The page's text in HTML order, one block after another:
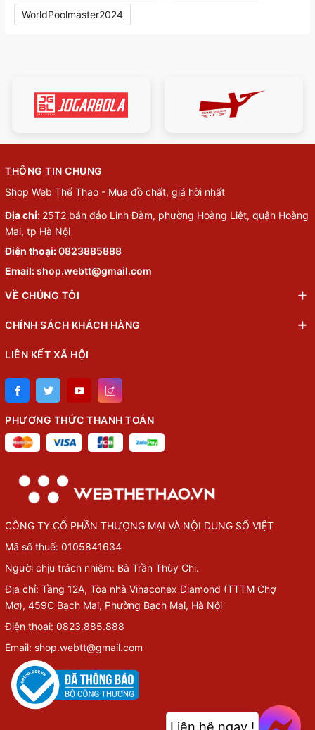
WorldPoolmaster2024
THÔNG TIN CHUNG
Shop Web Thể Thao - Mua đồ chất, giá hời nhất
Địa chỉ: 25T2 bán đảo Linh Đàm, phường Hoàng Liệt, quận Hoàng
Mai, tp Hà Nội
Điện thoại:0823885888
Email:shop.webtt@gmail.com
VỀ CHÚNG TÔI
CHÍNH SÁCH KHÁCH HÀNG
LIÊN KẾT XÃ HỘI
PHƯƠNG THỨC THANH TOÁN
CÔNG TY CỔ PHẦN THƯỢNG MẠI VÀ NỘI DUNG SỐ VIỆT
Mã số thuế: 0105841634
Người chịu trách nhiệm: Bà Trần Thùy Chi.
Địa chỉ: Tầng 12A, Tòa nhà Vinaconex Diamond (TTTM Chợ
Mơ), 459C Bạch Mai, Phường Bạch Mai, Hà Nội
Điện thoại: 0823.885.888
Email: shop.webtt@gmail.com
Liên hệ ngay !